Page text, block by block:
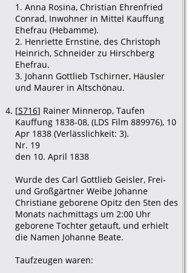
1. Anna Rosina, Christian Ehrenfried
Conrad, Inwohner in Mittel Kauffung
Ehefrau (Hebamme).
2. Henriette Ernstine, des Christoph
Heinrich, Schneider zu Hirschberg
Ehefrau.
3. Johann Gottlieb Tschirner, Häusler
und Maurer in Altschönau.
[S716] Rainer Minnerop, Taufen
Kauffung 1838-08, (LDS Film 889976), 10
Apr 1838 (Verlässlichkeit: 3).
Nr. 19
den 10. April 1838
Wurde des Carl Gottlieb Geisler, Frei-
und Großgärtner Weibe Johanne
Christiane geborene Opitz den 5ten des
Monats nachmittags um 2:00 Uhr
geborene Tochter getauft, und erhielt
die Namen Johanne Beate.
Taufzeugen waren: